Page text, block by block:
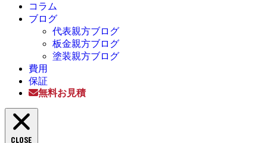
コラム
ブログ
代表親方ブログ
板金親方ブログ
塗装親方ブログ
費用
保証
無料お見積
CLOSE